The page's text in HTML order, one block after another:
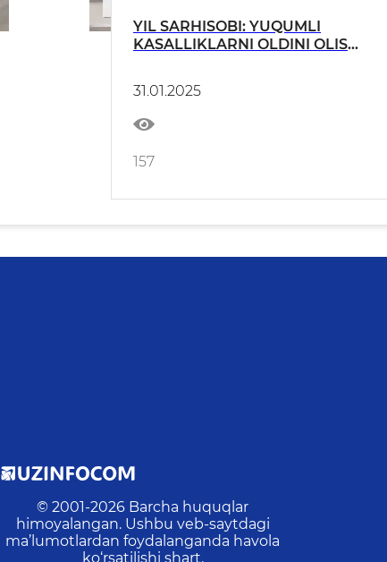
YIL SARHISOBI: YUQUMLI
KASALLIKLARNI OLDINI OLISH
31.01.2025
157
© 2001-2026 Barcha huquqlar
himoyalangan. Ushbu veb-saytdagi
ma’lumotlardan foydalanganda havola
ko‘rsatilishi shart.